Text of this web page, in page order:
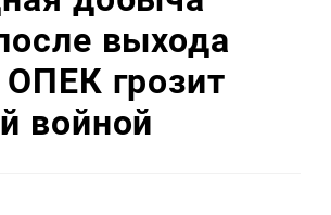
выхода
грозит
войной